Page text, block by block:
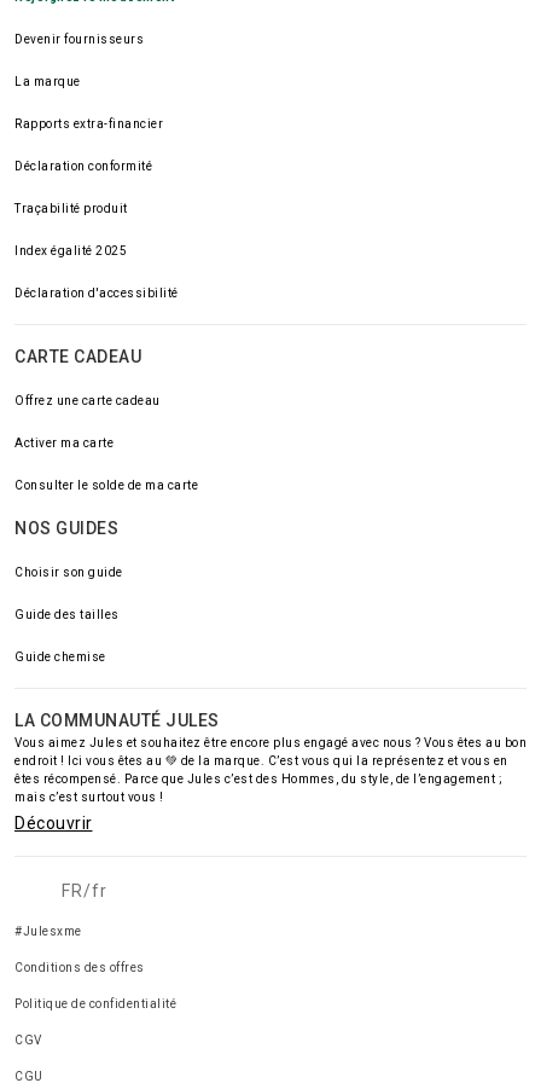
Devenir fournisseurs
La marque
Rapports extra-financier
Déclaration conformité
Traçabilité produit
Index égalité 2025
Déclaration d'accessibilité
CARTE CADEAU
Offrez une carte cadeau
Activer ma carte
Consulter le solde de ma carte
NOS GUIDES
Choisir son guide
Guide des tailles
Guide chemise
LA COMMUNAUTÉ JULES
Vous aimez Jules et souhaitez être encore plus engagé avec nous ? Vous êtes au bon
endroit ! Ici vous êtes au 💚 de la marque. C’est vous qui la représentez et vous en
êtes récompensé. Parce que Jules c’est des Hommes, du style, de l’engagement ;
mais c’est surtout vous !
Découvrir
FR/fr
#Julesxme
Conditions des offres
Politique de confidentialité
CGV
CGU